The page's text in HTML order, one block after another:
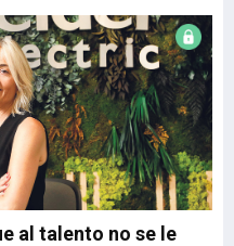
recuperación
pero debemos
de niveles
ante una corrección
una recuperación
respuestas de 207
17.710 personas
novedades es el
pondera diez variables
al talento no se le